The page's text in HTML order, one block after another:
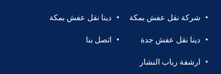
شركة نقل عفش بمكة دينا نقل عفش بمكة
دينا نقل عفش جدة اتصل بنا
ارشفة رباب النشار